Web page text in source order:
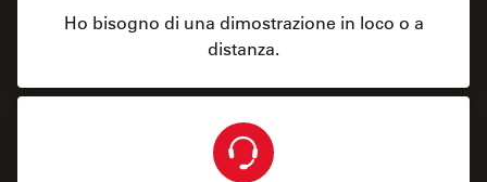
Ho bisogno di una dimostrazione in loco o a
distanza.